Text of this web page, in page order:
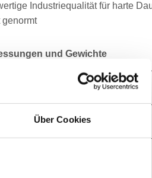
Über Cookies
Industriequalität für harte
genormt
und Gewichte
Eigenschaften